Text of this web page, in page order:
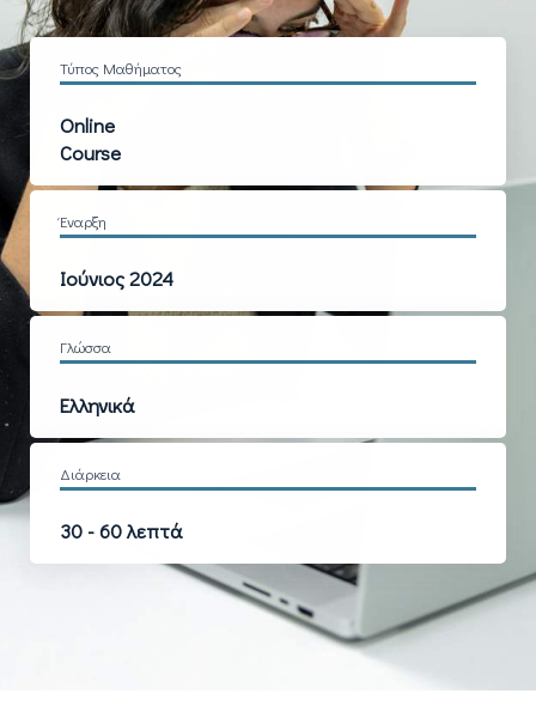
Τύπος Μαθήματος
Online
Course
Έναρξη
Ιούνιος 2024
Γλώσσα
Ελληνικά
Διάρκεια
30 - 60 λεπτά